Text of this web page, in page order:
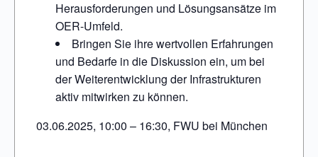
Herausforderungen und Lösungsansätze im
OER-Umfeld.
Bringen Sie ihre wertvollen Erfahrungen
und Bedarfe in die Diskussion ein, um bei
der Weiterentwicklung der Infrastrukturen
aktiv mitwirken zu können.
03.06.2025, 10:00 – 16:30, FWU bei München